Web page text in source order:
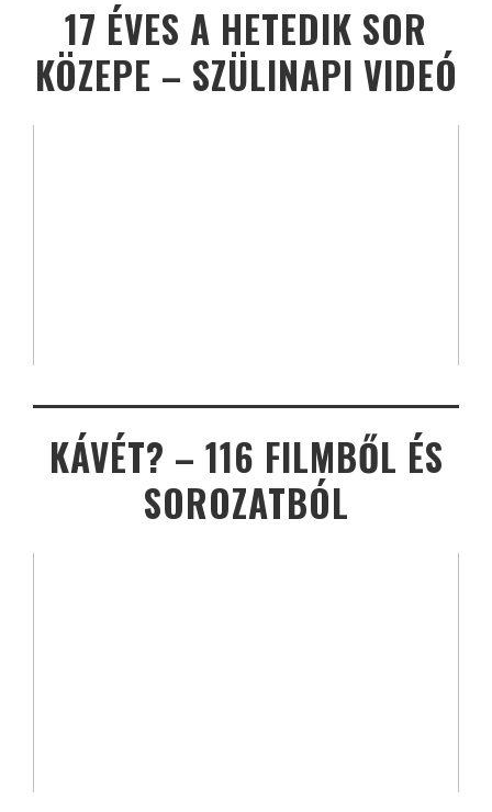
17 ÉVES A HETEDIK SOR
KÖZEPE – SZÜLINAPI VIDEÓ
KÁVÉT? – 116 FILMBŐL ÉS
SOROZATBÓL